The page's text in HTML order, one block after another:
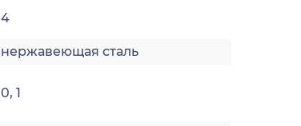
4
нержавеющая сталь
0, 1